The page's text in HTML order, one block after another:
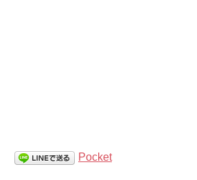
Pocket